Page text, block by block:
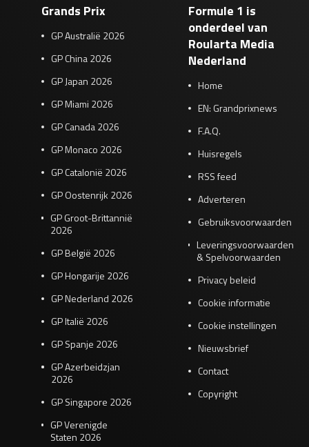
Grands Prix
GP Australië 2026
GP China 2026
GP Japan 2026
GP Miami 2026
GP Canada 2026
GP Monaco 2026
GP Catalonië 2026
GP Oostenrijk 2026
GP Groot-Brittannië
2026
GP België 2026
GP Hongarije 2026
GP Nederland 2026
GP Italië 2026
GP Spanje 2026
GP Azerbeidzjan
2026
GP Singapore 2026
GP Verenigde
Staten 2026
Formule 1 is
onderdeel van
Roularta Media
Nederland
Home
EN: Grandprixnews
F.A.Q.
Huisregels
RSS feed
Adverteren
Gebruiksvoorwaarden
Leveringsvoorwaarden
& Spelvoorwaarden
Privacy beleid
Cookie informatie
Cookie instellingen
Nieuwsbrief
Contact
Copyright